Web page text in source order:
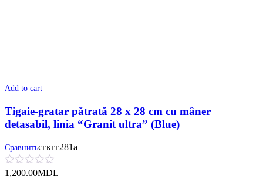
Add to cart
Tigaie-gratar pătrată 28 x 28 cm cu mâner
detasabil, linia “Granit ultra” (Blue)
Сравнитьсгкгг281а
1,200.00MDL